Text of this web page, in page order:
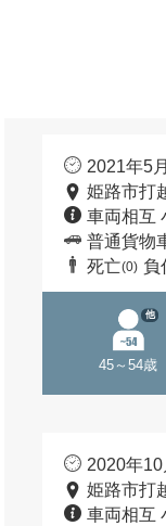
2021年5
姫路市打
車両相互
普通貨物
死亡(0) 負
45～54歳
他
2020年
姫路市打
車両相互